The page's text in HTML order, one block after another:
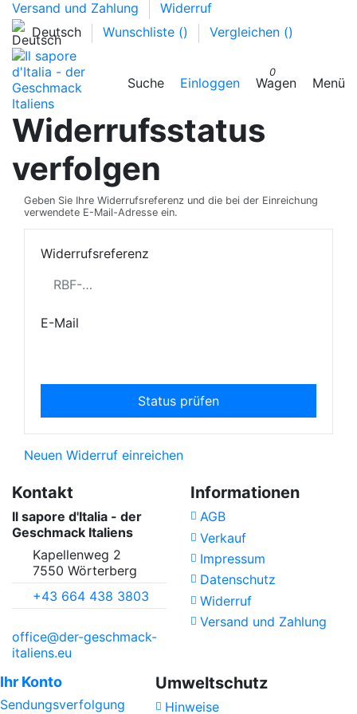
Versand und Zahlung
Widerruf
Deutsch
Wunschliste () Vergleichen ()
Suche Einloggen
0
Wagen Menü
Widerrufsstatus
verfolgen
Geben Sie Ihre Widerrufsreferenz und die bei der Einreichung
verwendete E-Mail-Adresse ein.
Widerrufsreferenz
E-Mail
Status prüfen
Neuen Widerruf einreichen
Kontakt
Il sapore d'Italia - der
Geschmack Italiens
Kapellenweg 2
7550 Wörterberg
+43 664 438 3803
office@der-geschmack-
italiens.eu
Informationen
AGB
Verkauf
Impressum
Datenschutz
Widerruf
Versand und Zahlung
Ihr Konto
Sendungsverfolgung
Umweltschutz
Hinweise